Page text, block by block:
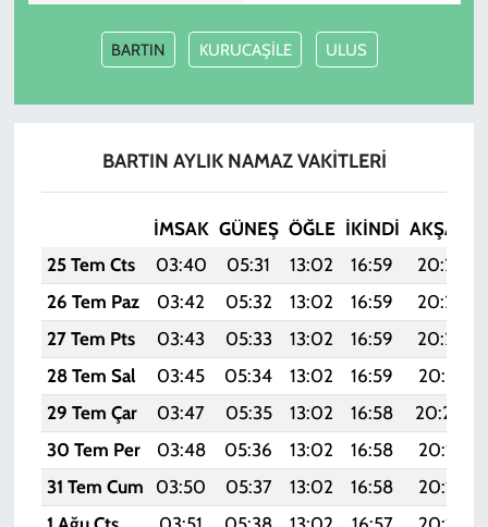
BARTIN KURUCAŞİLE ULUS
BARTIN AYLIK NAMAZ VAKITLERI
İMSAK GÜNEŞ ÖĞLE İKINDI AKŞAM
25 Tem Cts
03:40 05:31 13:02 16:59 20:23
26 Tem Paz
03:42 05:32 13:02 16:59 20:23
27 Tem Pts
03:43 05:33 13:02 16:59 20:22
28 Tem Sal
03:45 05:34 13:02 16:59 20:21
29 Tem Çar
03:47 05:35 13:02 16:58 20:20
30 Tem Per
03:48 05:36 13:02 16:58 20:19
31 Tem Cum
03:50 05:37 13:02 16:58 20:17